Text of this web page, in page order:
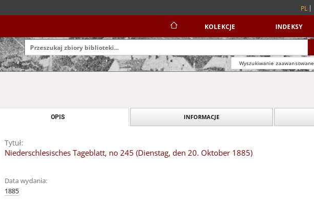
PL
KOLEKCJE INDEKSY
Wyszukiwanie zaawansowane
OPIS INFORMACJE
Tytuł:
Niederschlesisches Tageblatt, no 245 (Dienstag, den 20. Oktober 1885)
Data wydania:
1885